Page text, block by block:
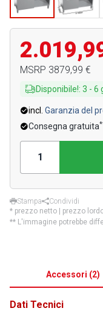
MSRP 3879,99 €
Disponibile!: 3 - 6
incl. Garanzia del
Consegna gratuita
Stampa
Condividi
* prezzo netto | prezzo
** L'immagine potrebbe
Accessori (2)
Dati Tecnici